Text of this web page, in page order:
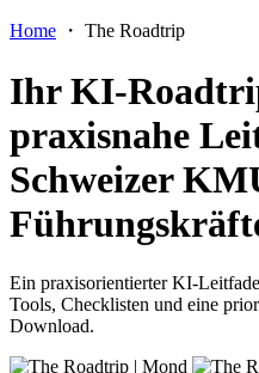
Home ・ The Roadtrip
Ihr
praxisnahe
Schweizer
Ein praxisorientierter KI-
Tools, Checklisten und eine
Download.